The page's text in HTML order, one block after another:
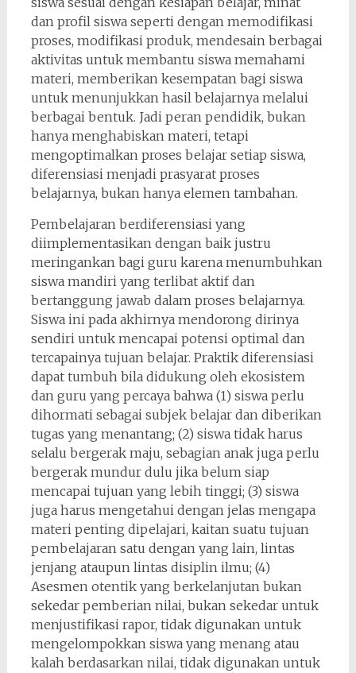
dan profil siswa seperti dengan memodifikasi
proses, modifikasi produk, mendesain berbagai
aktivitas untuk membantu siswa memahami
materi, memberikan kesempatan bagi siswa
untuk menunjukkan hasil belajarnya melalui
berbagai bentuk. Jadi peran pendidik, bukan
hanya menghabiskan materi, tetapi
mengoptimalkan proses belajar setiap siswa,
diferensiasi menjadi prasyarat proses
belajarnya, bukan hanya elemen tambahan.
Pembelajaran berdiferensiasi yang
diimplementasikan dengan baik justru
meringankan bagi guru karena menumbuhkan
siswa mandiri yang terlibat aktif dan
bertanggung jawab dalam proses belajarnya.
Siswa ini pada akhirnya mendorong dirinya
sendiri untuk mencapai potensi optimal dan
tercapainya tujuan belajar. Praktik diferensiasi
dapat tumbuh bila didukung oleh ekosistem
dan guru yang percaya bahwa (1) siswa perlu
dihormati sebagai subjek belajar dan diberikan
tugas yang menantang; (2) siswa tidak harus
selalu bergerak maju, sebagian anak juga perlu
bergerak mundur dulu jika belum siap
mencapai tujuan yang lebih tinggi; (3) siswa
juga harus mengetahui dengan jelas mengapa
materi penting dipelajari, kaitan suatu tujuan
pembelajaran satu dengan yang lain, lintas
jenjang ataupun lintas disiplin ilmu; (4)
Asesmen otentik yang berkelanjutan bukan
sekedar pemberian nilai, bukan sekedar untuk
menjustifikasi rapor, tidak digunakan untuk
mengelompokkan siswa yang menang atau
kalah berdasarkan nilai, tidak digunakan untuk